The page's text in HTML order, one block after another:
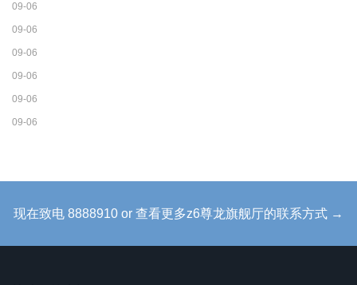
09-06
09-06
09-06
09-06
09-06
09-06
现在致电 8888910 or 查看更多z6尊龙旗舰厅的联系方式 →